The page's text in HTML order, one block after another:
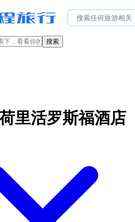
搜索
里活罗斯福酒店